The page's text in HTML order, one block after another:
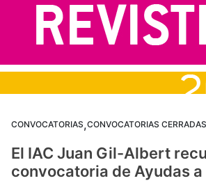
CONVOCATORIAS,CONVOCATORIAS CERRADAS
El IAC Juan Gil-Albert
convocatoria de Ayudas